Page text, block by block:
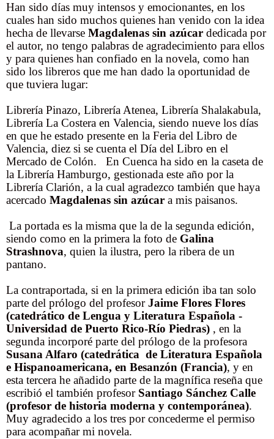
Han sido días muy intensos y emocionantes, en los
cuales han sido muchos quienes han venido con la idea
hecha de llevarse Magdalenas sin azúcar dedicada por
el autor, no tengo palabras de agradecimiento para ellos
y para quienes han confiado en la novela, como han
sido los libreros que me han dado la oportunidad de
que tuviera lugar:
Librería Pinazo, Librería Atenea, Librería Shalakabula,
Librería La Costera en Valencia, siendo nueve los días
en que he estado presente en la Feria del Libro de
Valencia, diez si se cuenta el Día del Libro en el
Mercado de Colón. En Cuenca ha sido en la caseta de
la Librería Hamburgo, gestionada este año por la
Librería Clarión, a la cual agradezco también que haya
acercado Magdalenas sin azúcar a mis paisanos.
La portada es la misma que la de la segunda edición,
siendo como en la primera la foto de Galina
Strashnova, quien la ilustra, pero la ribera de un
pantano.
La contraportada, si en la primera edición iba tan solo
parte del prólogo del profesorJaime Flores Flores
(catedrático de Lengua y Literatura Española -
Universidad de Puerto Rico-Río Piedras) , en la
segunda incorporé parte del prólogo de la profesora
Susana Alfaro (catedrática de Literatura Española
e Hispanoamericana, en Besanzón (Francia), y en
esta tercera he añadido parte de la magnífica reseña que
escribió el también profesor Santiago Sánchez Calle
(profesor de historia moderna y contemporánea).
Muy agradecido a los tres por concederme el permiso
para acompañar mi novela.